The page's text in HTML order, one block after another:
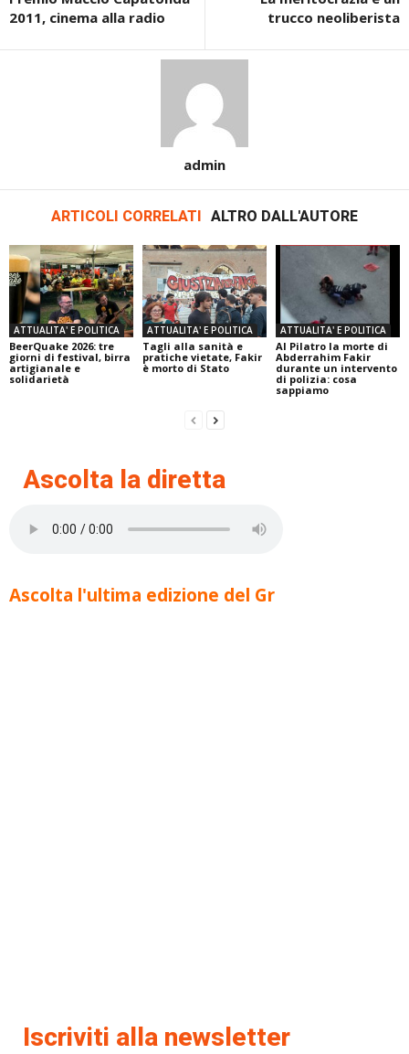
2011, cinema alla radio
trucco neoliberista
admin
ARTICOLI CORRELATI ALTRO DALL'AUTORE
ATTUALITA' E POLITICA
BeerQuake 2026: tre
giorni di festival, birra
artigianale e
solidarietà
ATTUALITA' E POLITICA
Tagli alla sanità e
pratiche vietate, Fakir
è morto di Stato
ATTUALITA' E POLITICA
Al Pilatro la morte di
Abderrahim Fakir
durante un intervento
di polizia: cosa
sappiamo
Ascolta la diretta
Ascolta l'ultima edizione del Gr
Iscriviti alla newsletter